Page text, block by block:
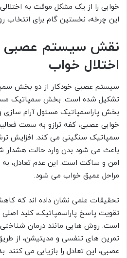
خوابی را از یک مشکل موقت به
این چرخه، نخستین گام برای
نقش سیستم عصبی
اختلال خواب
سیستم عصبی خودکار از دو بخش
تشکیل شده است. بخش سمپاتیک
بخش پاراسمپاتیک مسئول آرام
خوابی عصبی، کفه ترازو به سمت
سمپاتیک سنگینی می کند. افزایش
باعث می شود بدن وارد حالت هشدار
امن و ساکت است. این عدم تعادل، به
مراحل عمیق خواب می شود.
تحقیقات علمی نشان داده اند که
تقویت پاسخ پاراسمپاتیک، کلید
است. روش هایی مانند درمان شناختی
تمرین های تنفسی و مدیتیشن، از
عصبی، این تعادل را بازیابی می کنند.